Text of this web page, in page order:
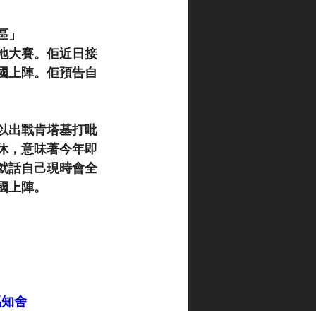
大賽。佢近日接
上陣。佢預告自
出戰肯塔基打吡
，意味著今年即
話自己現時會全
陣。
舍